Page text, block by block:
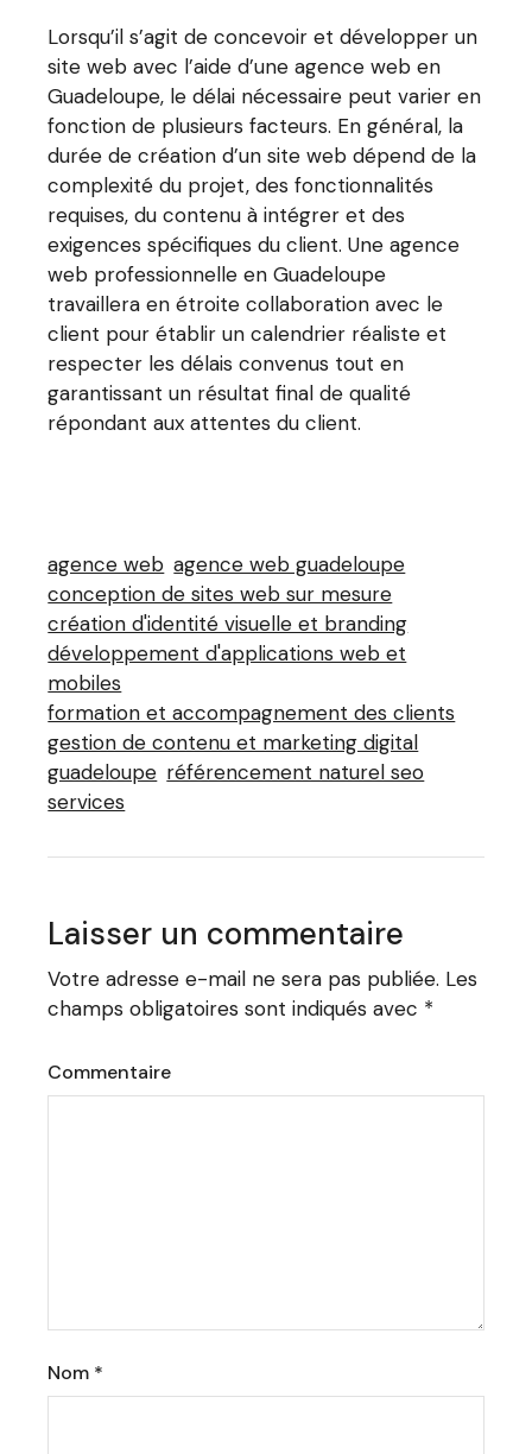
Lorsqu’il s’agit de concevoir et développer un
site web avec l’aide d’une agence web en
Guadeloupe, le délai nécessaire peut varier en
fonction de plusieurs facteurs. En général, la
durée de création d’un site web dépend de la
complexité du projet, des fonctionnalités
requises, du contenu à intégrer et des
exigences spécifiques du client. Une agence
web professionnelle en Guadeloupe
travaillera en étroite collaboration avec le
client pour établir un calendrier réaliste et
respecter les délais convenus tout en
garantissant un résultat final de qualité
répondant aux attentes du client.
agence web agence web guadeloupe
conception de sites web sur mesure
création d'identité visuelle et branding
développement d'applications web et
mobiles
formation et accompagnement des clients
gestion de contenu et marketing digital
guadeloupe référencement naturel seo
services
Laisser un commentaire
Votre adresse e-mail ne sera pas publiée. Les
champs obligatoires sont indiqués avec *
Commentaire
Nom *